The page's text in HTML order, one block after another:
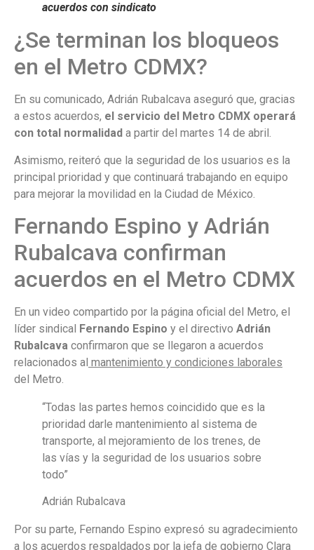
acuerdos con sindicato
¿Se terminan los bloqueos
en el Metro CDMX?
En su comunicado, Adrián Rubalcava aseguró que, gracias
a estos acuerdos, el servicio del Metro CDMX operará
con total normalidad a partir del martes 14 de abril.
Asimismo, reiteró que la seguridad de los usuarios es la
principal prioridad y que continuará trabajando en equipo
para mejorar la movilidad en la Ciudad de México.
Fernando Espino y Adrián
Rubalcava confirman
acuerdos en el Metro CDMX
En un video compartido por la página oficial del Metro, el
líder sindical Fernando Espino y el directivo Adrián
Rubalcava confirmaron que se llegaron a acuerdos
relacionados al mantenimiento y condiciones laborales
del Metro.
“Todas las partes hemos coincidido que es la
prioridad darle mantenimiento al sistema de
transporte, al mejoramiento de los trenes, de
las vías y la seguridad de los usuarios sobre
todo”
Adrián Rubalcava
Por su parte, Fernando Espino expresó su agradecimiento
a los acuerdos respaldados por la jefa de gobierno Clara